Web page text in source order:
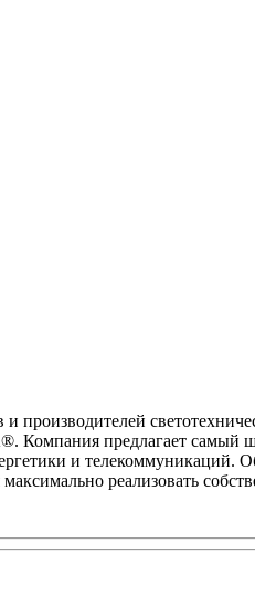
предлагает самый
и телекоммуникаций.
реализовать